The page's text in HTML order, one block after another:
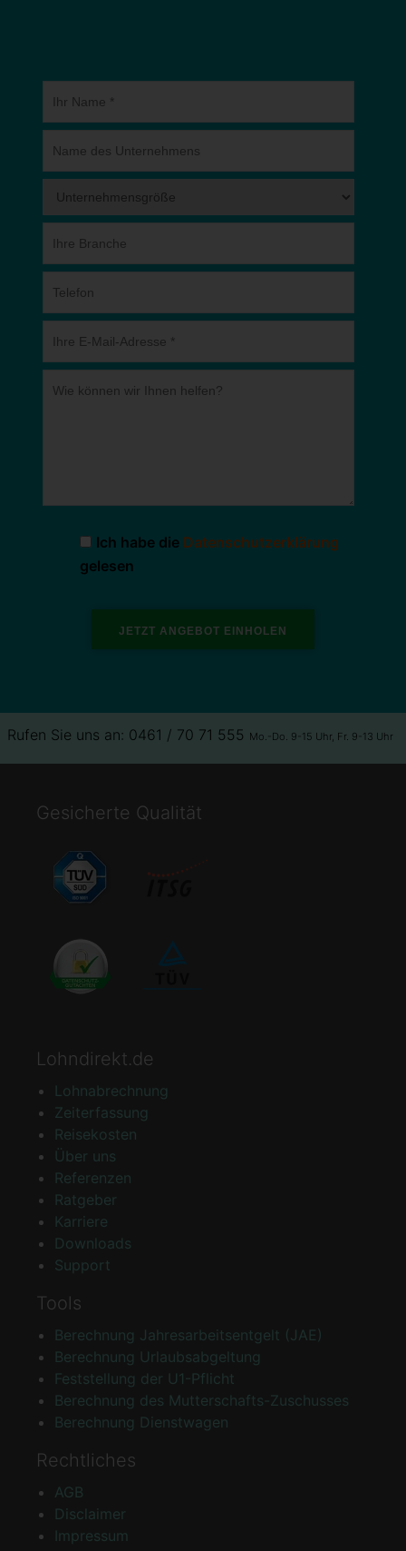
Ich habe die Datenschutzerklärung
gelesen
Rufen Sie uns an: 0461 / 70 71 555 Mo.-Do. 9-15 Uhr, Fr. 9-13 Uhr
Gesicherte Qualität
Lohndirekt.de
Lohnabrechnung
Zeiterfassung
Reisekosten
Über uns
Referenzen
Ratgeber
Karriere
Downloads
Support
Tools
Berechnung Jahresarbeitsentgelt (JAE)
Berechnung Urlaubsabgeltung
Feststellung der U1-Pflicht
Berechnung des Mutterschafts-Zuschusses
Berechnung Dienstwagen
Rechtliches
AGB
Disclaimer
Impressum